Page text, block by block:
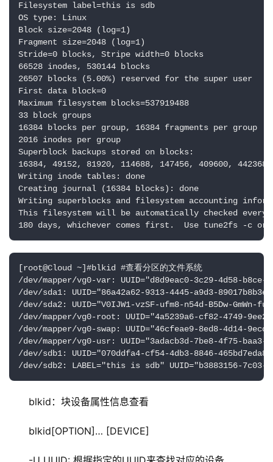
Filesystem label=this is sdb
OS type: Linux
Block size=2048 (log=1)
Fragment size=2048 (log=1)
Stride=0 blocks, Stripe width=0 blocks
66528 inodes, 530144 blocks
26507 blocks (5.00%) reserved for the super user
First data block=0
Maximum filesystem blocks=537919488
33 block groups
16384 blocks per group, 16384 fragments per group
2016 inodes per group
Superblock backups stored on blocks:
16384, 49152, 81920, 114688, 147456, 409600, 442368
Writing inode tables:
Creating journal (16384 blocks): done
Writing superblocks and filesystem accounting
This filesystem will be automatically checked every
180 days, whichever comes first.  Use tune2fs -c
[root@Cloud ~]#blkid #查看分区的文件系统
/dev/mapper/vg0-var: UUID="d8d9eac0-3c29-4d58-b8ce-
/dev/sda1: UUID="86a42a62-9313-4445-a9d3-
/dev/sda2: UUID="V0IJW1-vzSF-ufm8-n54d-B5Dw-GmWn-
/dev/mapper/vg0-root: UUID="4a5239a6-cf82-4749-
/dev/mapper/vg0-swap: UUID="46cfeae9-8ed8-4d14-
/dev/mapper/vg0-usr: UUID="3adacb3d-7be8-4f75-baa3-
/dev/sdb1: UUID="070ddfa4-cf54-4db3-8846-
/dev/sdb2: LABEL="this is sdb" UUID="b3883156-7c03-
blkid：块设备属性信息查看
blkid[OPTION]… [DEVICE]